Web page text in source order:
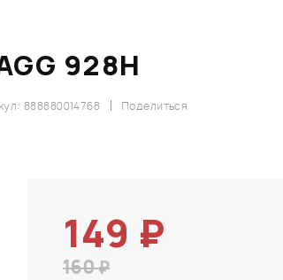
928H
Поделиться
888880014768
149 ₽
160 ₽